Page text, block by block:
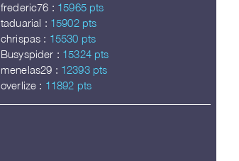
frederic76 : 15965 pts
taduarial : 15902 pts
chrispas : 15530 pts
Busyspider : 15324 pts
menelas29 : 12393 pts
overlize : 11892 pts